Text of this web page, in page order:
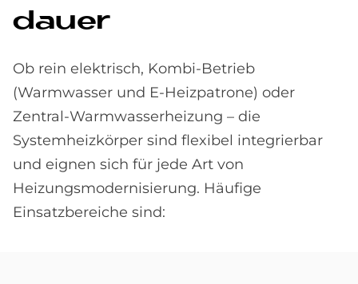
dau­er
Ob rein elektrisch, Kombi-Betrieb
(Warmwasser und E-Heizpatrone) oder
Zentral-Warmwasserheizung – die
Systemheizkörper sind flexibel integrierbar
und eignen sich für jede Art von
Heizungsmodernisierung. Häufige
Einsatzbereiche sind: